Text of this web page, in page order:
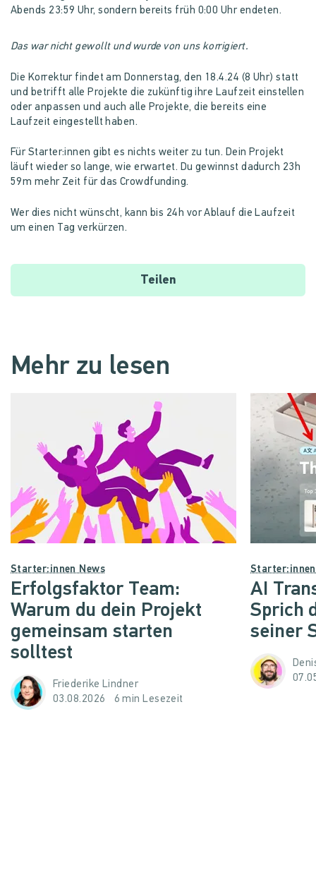
Abends 23:59 Uhr, sondern bereits früh 0:00 Uhr endeten.
Das war nicht gewollt und wurde von uns korrigiert.
Die Korrektur findet am Donnerstag, den 18.4.24 (8 Uhr) statt
und betrifft alle Projekte die zukünftig ihre Laufzeit einstellen
oder anpassen und auch alle Projekte, die bereits eine
Laufzeit eingestellt haben.
Für Starter:innen gibt es nichts weiter zu tun. Dein Projekt
läuft wieder so lange, wie erwartet. Du gewinnst dadurch 23h
59m mehr Zeit für das Crowdfunding.
Wer dies nicht wünscht, kann bis 24h vor Ablauf die Laufzeit
um einen Tag verkürzen.
Teilen
Mehr zu lesen
Starter:innen News
Erfolgsfaktor Team:
Warum du dein Projekt
gemeinsam starten
solltest
Friederike Lindner
03.08.2026
6 min Lesezeit
AI
Sprich
seiner